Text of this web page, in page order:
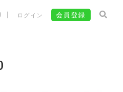
ログイン 会員登録